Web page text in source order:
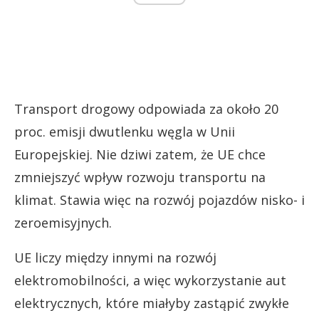
Transport drogowy odpowiada za około 20
proc. emisji dwutlenku węgla w Unii
Europejskiej. Nie dziwi zatem, że UE chce
zmniejszyć wpływ rozwoju transportu na
klimat. Stawia więc na rozwój pojazdów nisko- i
zeroemisyjnych.
UE liczy między innymi na rozwój
elektromobilności, a więc wykorzystanie aut
elektrycznych, które miałyby zastąpić zwykłe